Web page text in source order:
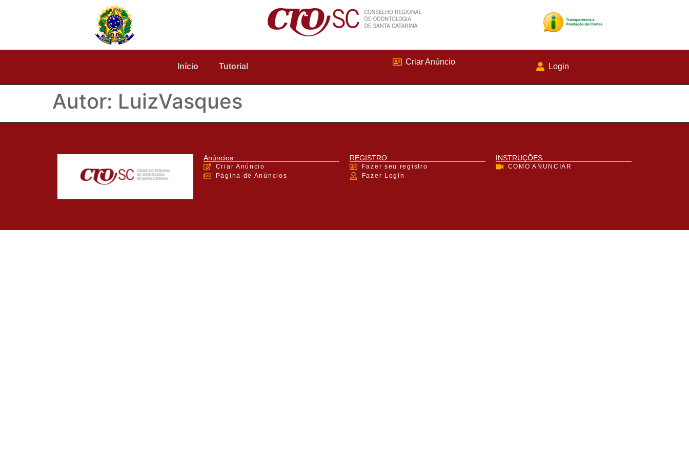
Início Tutorial
Criar Anúncio
Login
Autor: LuizVasques
Anúncios
Criar Anúncio
Página de Anúncios
REGISTRO
Fazer seu registro
Fazer Login
INSTRUÇÕES
COMO ANUNCIAR